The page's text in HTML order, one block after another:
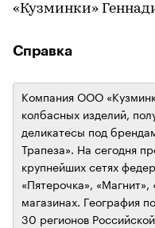
«Кузминки»
Справка
Компания ООО
колбасных изделий,
деликатесы под
Трапеза». На сегодня
крупнейших сетях
«Пятерочка»,
магазинах. География
30 регионов